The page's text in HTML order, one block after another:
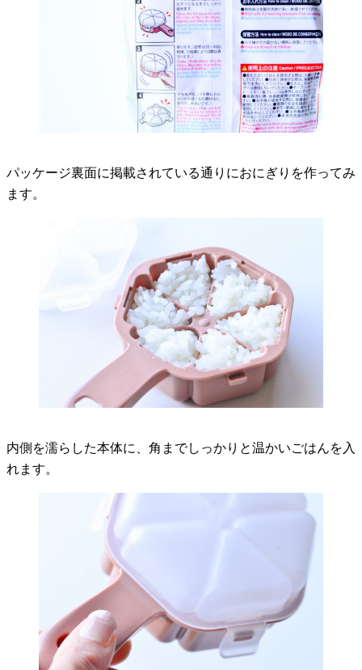
パッケージ裏面に掲載されている通りにおにぎりを作ってみ
ます。
内側を濡らした本体に、角までしっかりと温かいごはんを入
れます。